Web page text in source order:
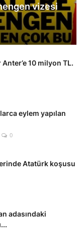
vizesi
10 milyon TL.
eylem yapılan
0
Atatürk koşusu
adasındaki